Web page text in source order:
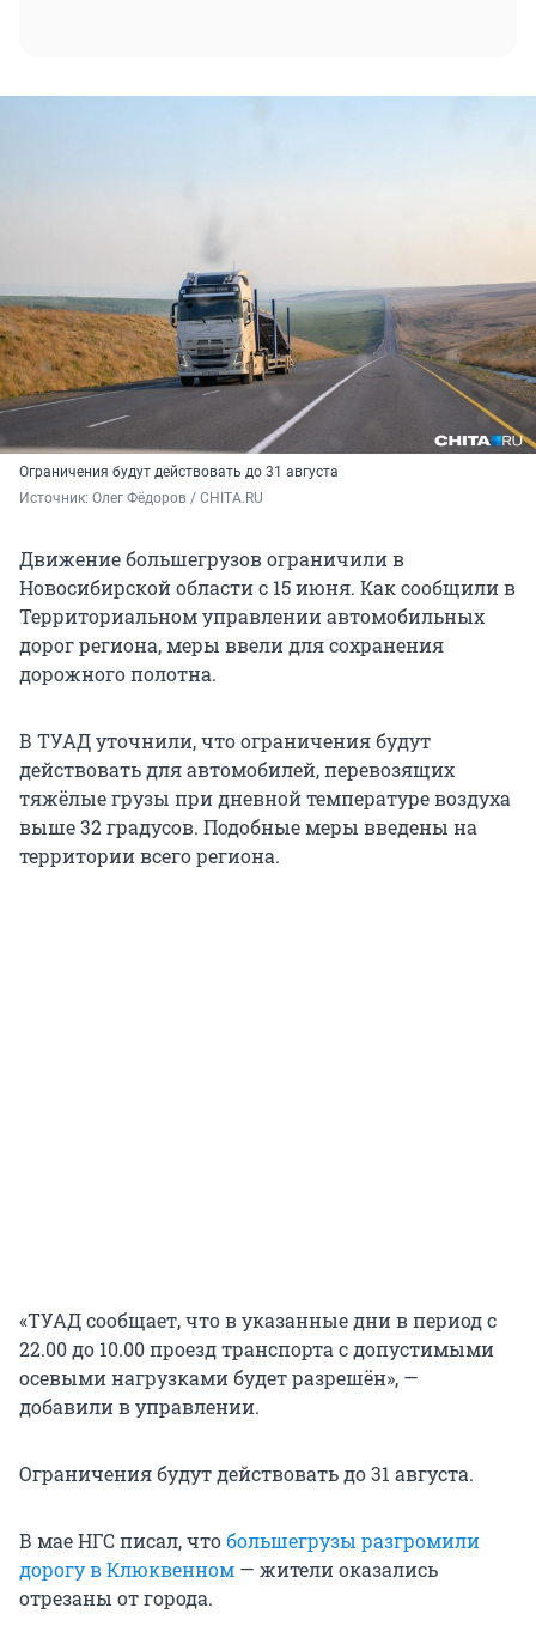
Ограничения будут действовать до 31 августа
Источник: Олег Фёдоров / CHITA.RU
Движение большегрузов ограничили в
Новосибирской области с 15 июня. Как сообщили в
Территориальном управлении автомобильных
дорог региона, меры ввели для сохранения
дорожного полотна.
В ТУАД уточнили, что ограничения будут
действовать для автомобилей, перевозящих
тяжёлые грузы при дневной температуре воздуха
выше 32 градусов. Подобные меры введены на
территории всего региона.
«ТУАД сообщает, что в указанные дни в период с
22.00 до 10.00 проезд транспорта с допустимыми
осевыми нагрузками будет разрешён», —
добавили в управлении.
Ограничения будут действовать до 31 августа.
В мае НГС писал, чтобольшегрузы разгромили
дорогу в Клюквенном — жители оказались
отрезаны от города.